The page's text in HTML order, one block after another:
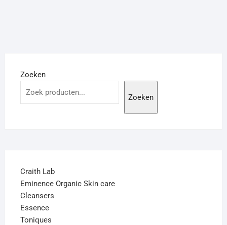
Zoeken
Zoeken
Craith Lab
Eminence Organic Skin care
Cleansers
Essence
Toniques